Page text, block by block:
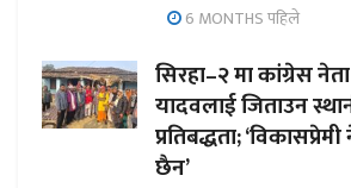
6 MONTHS पहिले
सिरहा–२ मा कांग्रेस नेता
यादवलाई जिताउन
प्रतिबद्धता;
छैन’